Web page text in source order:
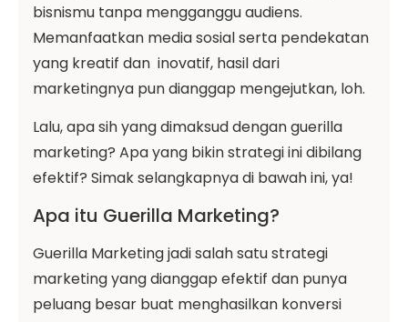
bisnismu tanpa mengganggu audiens.
Memanfaatkan media sosial serta pendekatan
yang kreatif dan inovatif, hasil dari
marketingnya pun dianggap mengejutkan, loh.
Lalu, apa sih yang dimaksud dengan guerilla
marketing? Apa yang bikin strategi ini dibilang
efektif? Simak selangkapnya di bawah ini, ya!
Apa itu Guerilla Marketing?
Guerilla Marketing jadi salah satu strategi
marketing yang dianggap efektif dan punya
peluang besar buat menghasilkan konversi